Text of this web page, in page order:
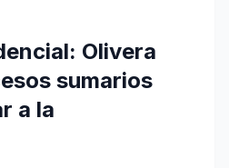
Olivera
sumarios
a la